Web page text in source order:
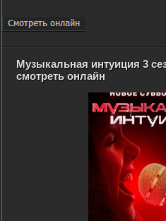
Музыкальная интуиция 3
смотреть онлайн